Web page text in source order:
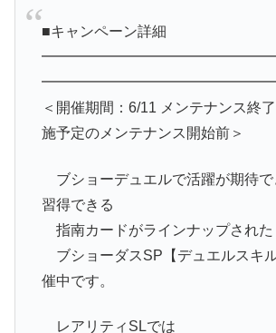
■キャンペーン詳細
＜開催期間：6/11 メンテナンス終
施予定のメンテナンス開始前＞
ブショーデュエルで活躍が期待で
習得できる
指南カードがラインナップされた
ブショーダスSP【デュエルスキ
催中です。
レアリティSLでは